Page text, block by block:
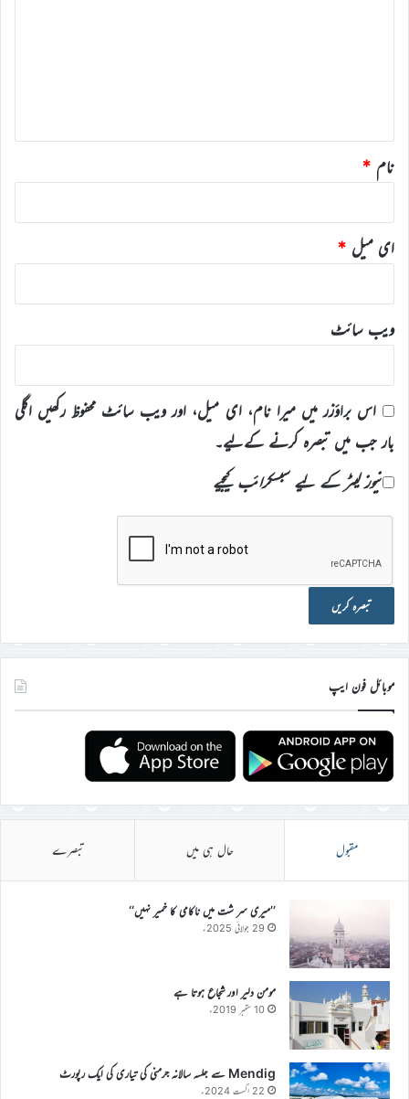
نام *
ای میل *
ویب‌ سائٹ
اس براؤزر میں میرا نام، ای میل، اور ویب سائٹ محفوظ رکھیں اگلی
بار جب میں تبصرہ کرنے کےلیے۔
نیوز لیٹر کے لیے سبسکرائب کیجیے
موبائل فون ایپ
مقبول حال ہی میں تبصرے
’’میری سر شت میں ناکامی کا خمیر نہیں‘‘
29 جولائی 2025ء
مومن دلیر اور شجاع ہوتا ہے
10 ستمبر 2019ء
Mendig سے جلسہ سالانہ جرمنی کی تیاری کی ایک رپورٹ
22 اگست 2024ء